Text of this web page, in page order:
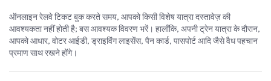
ऑनलाइन रेलवे टिकट बुक करते समय, आपको किसी विशेष यात्रा दस्तावेज़ की
आवश्यकता नहीं होती है; बस आवश्यक विवरण भरें। हालाँकि, अपनी ट्रेन यात्रा के दौरान,
आपको आधार, वोटर आईडी, ड्राइविंग लाइसेंस, पैन कार्ड, पासपोर्ट आदि जैसे वैध पहचान
प्रमाण साथ रखने होंगे।